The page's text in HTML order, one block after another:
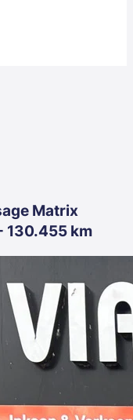
Matrix
130.455 km